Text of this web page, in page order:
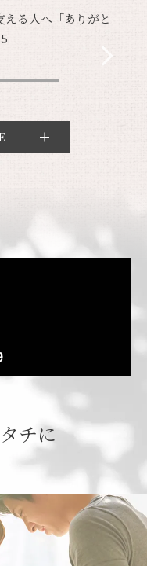
える人へ「ありがと
チに